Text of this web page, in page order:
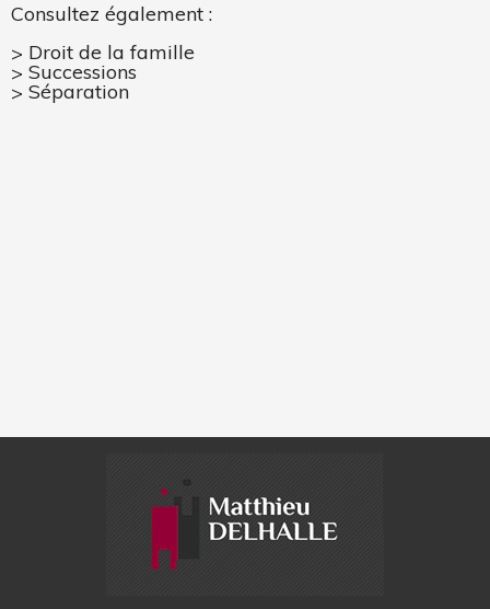
Consultez également :
Droit de la famille
Successions
Séparation